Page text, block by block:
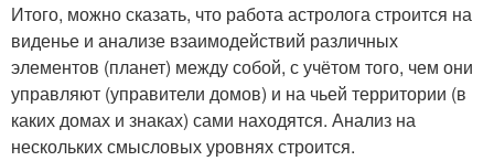
Итого, можно сказать, что работа астролога строится на
виденье и анализе взаимодействий различных
элементов (планет) между собой, с учётом того, чем они
управляют (управители домов) и на чьей территории (в
каких домах и знаках) сами находятся. Анализ на
нескольких смысловых уровнях строится.